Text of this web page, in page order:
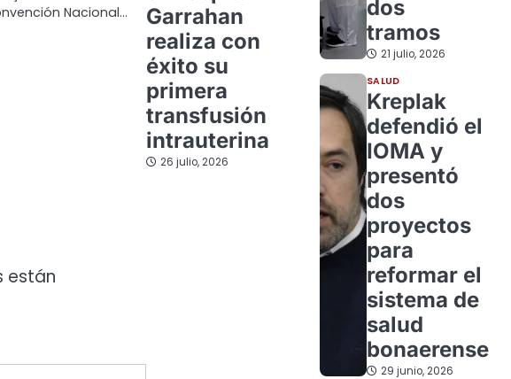
Nacional…
están
Garrahan
realiza con
éxito su
primera
transfusión
intrauterina
26 julio, 2026
dos
tramos
21 julio, 2026
SALUD
Kreplak
defendió el
IOMA y
presentó
dos
proyectos
para
reformar el
sistema de
salud
bonaerense
29 junio, 2026